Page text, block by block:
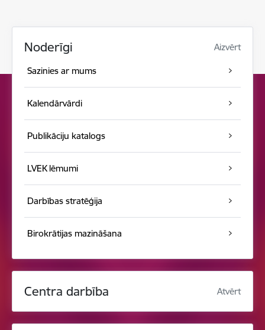
Noderīgi Aizvērt
Sazinies ar mums
Kalendārvārdi
Publikāciju katalogs
LVEK lēmumi
Darbības stratēģija
Birokrātijas mazināšana
Centra darbība Atvērt